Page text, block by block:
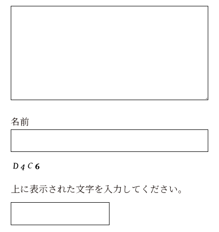
名前
上に表示された文字を入力してください。